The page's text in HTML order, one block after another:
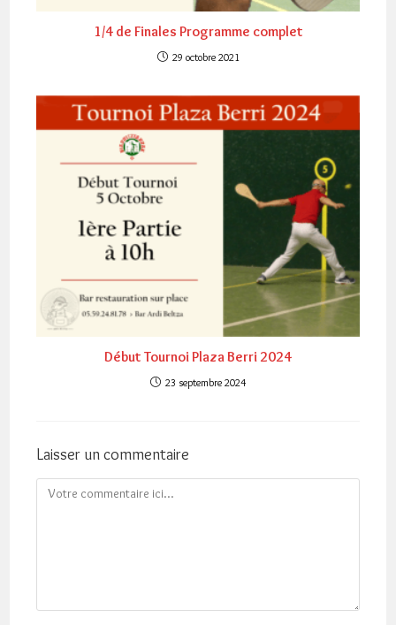
1/4 de Finales Programme complet
29 octobre 2021
Début Tournoi Plaza Berri 2024
23 septembre 2024
Laisser un commentaire
Comment